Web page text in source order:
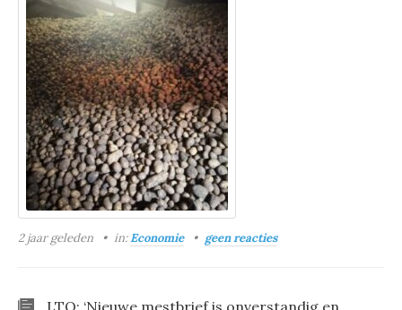
2 jaar geleden in:Economie geen reacties
LTO: ‘Nieuwe mestbrief is onverstandig en